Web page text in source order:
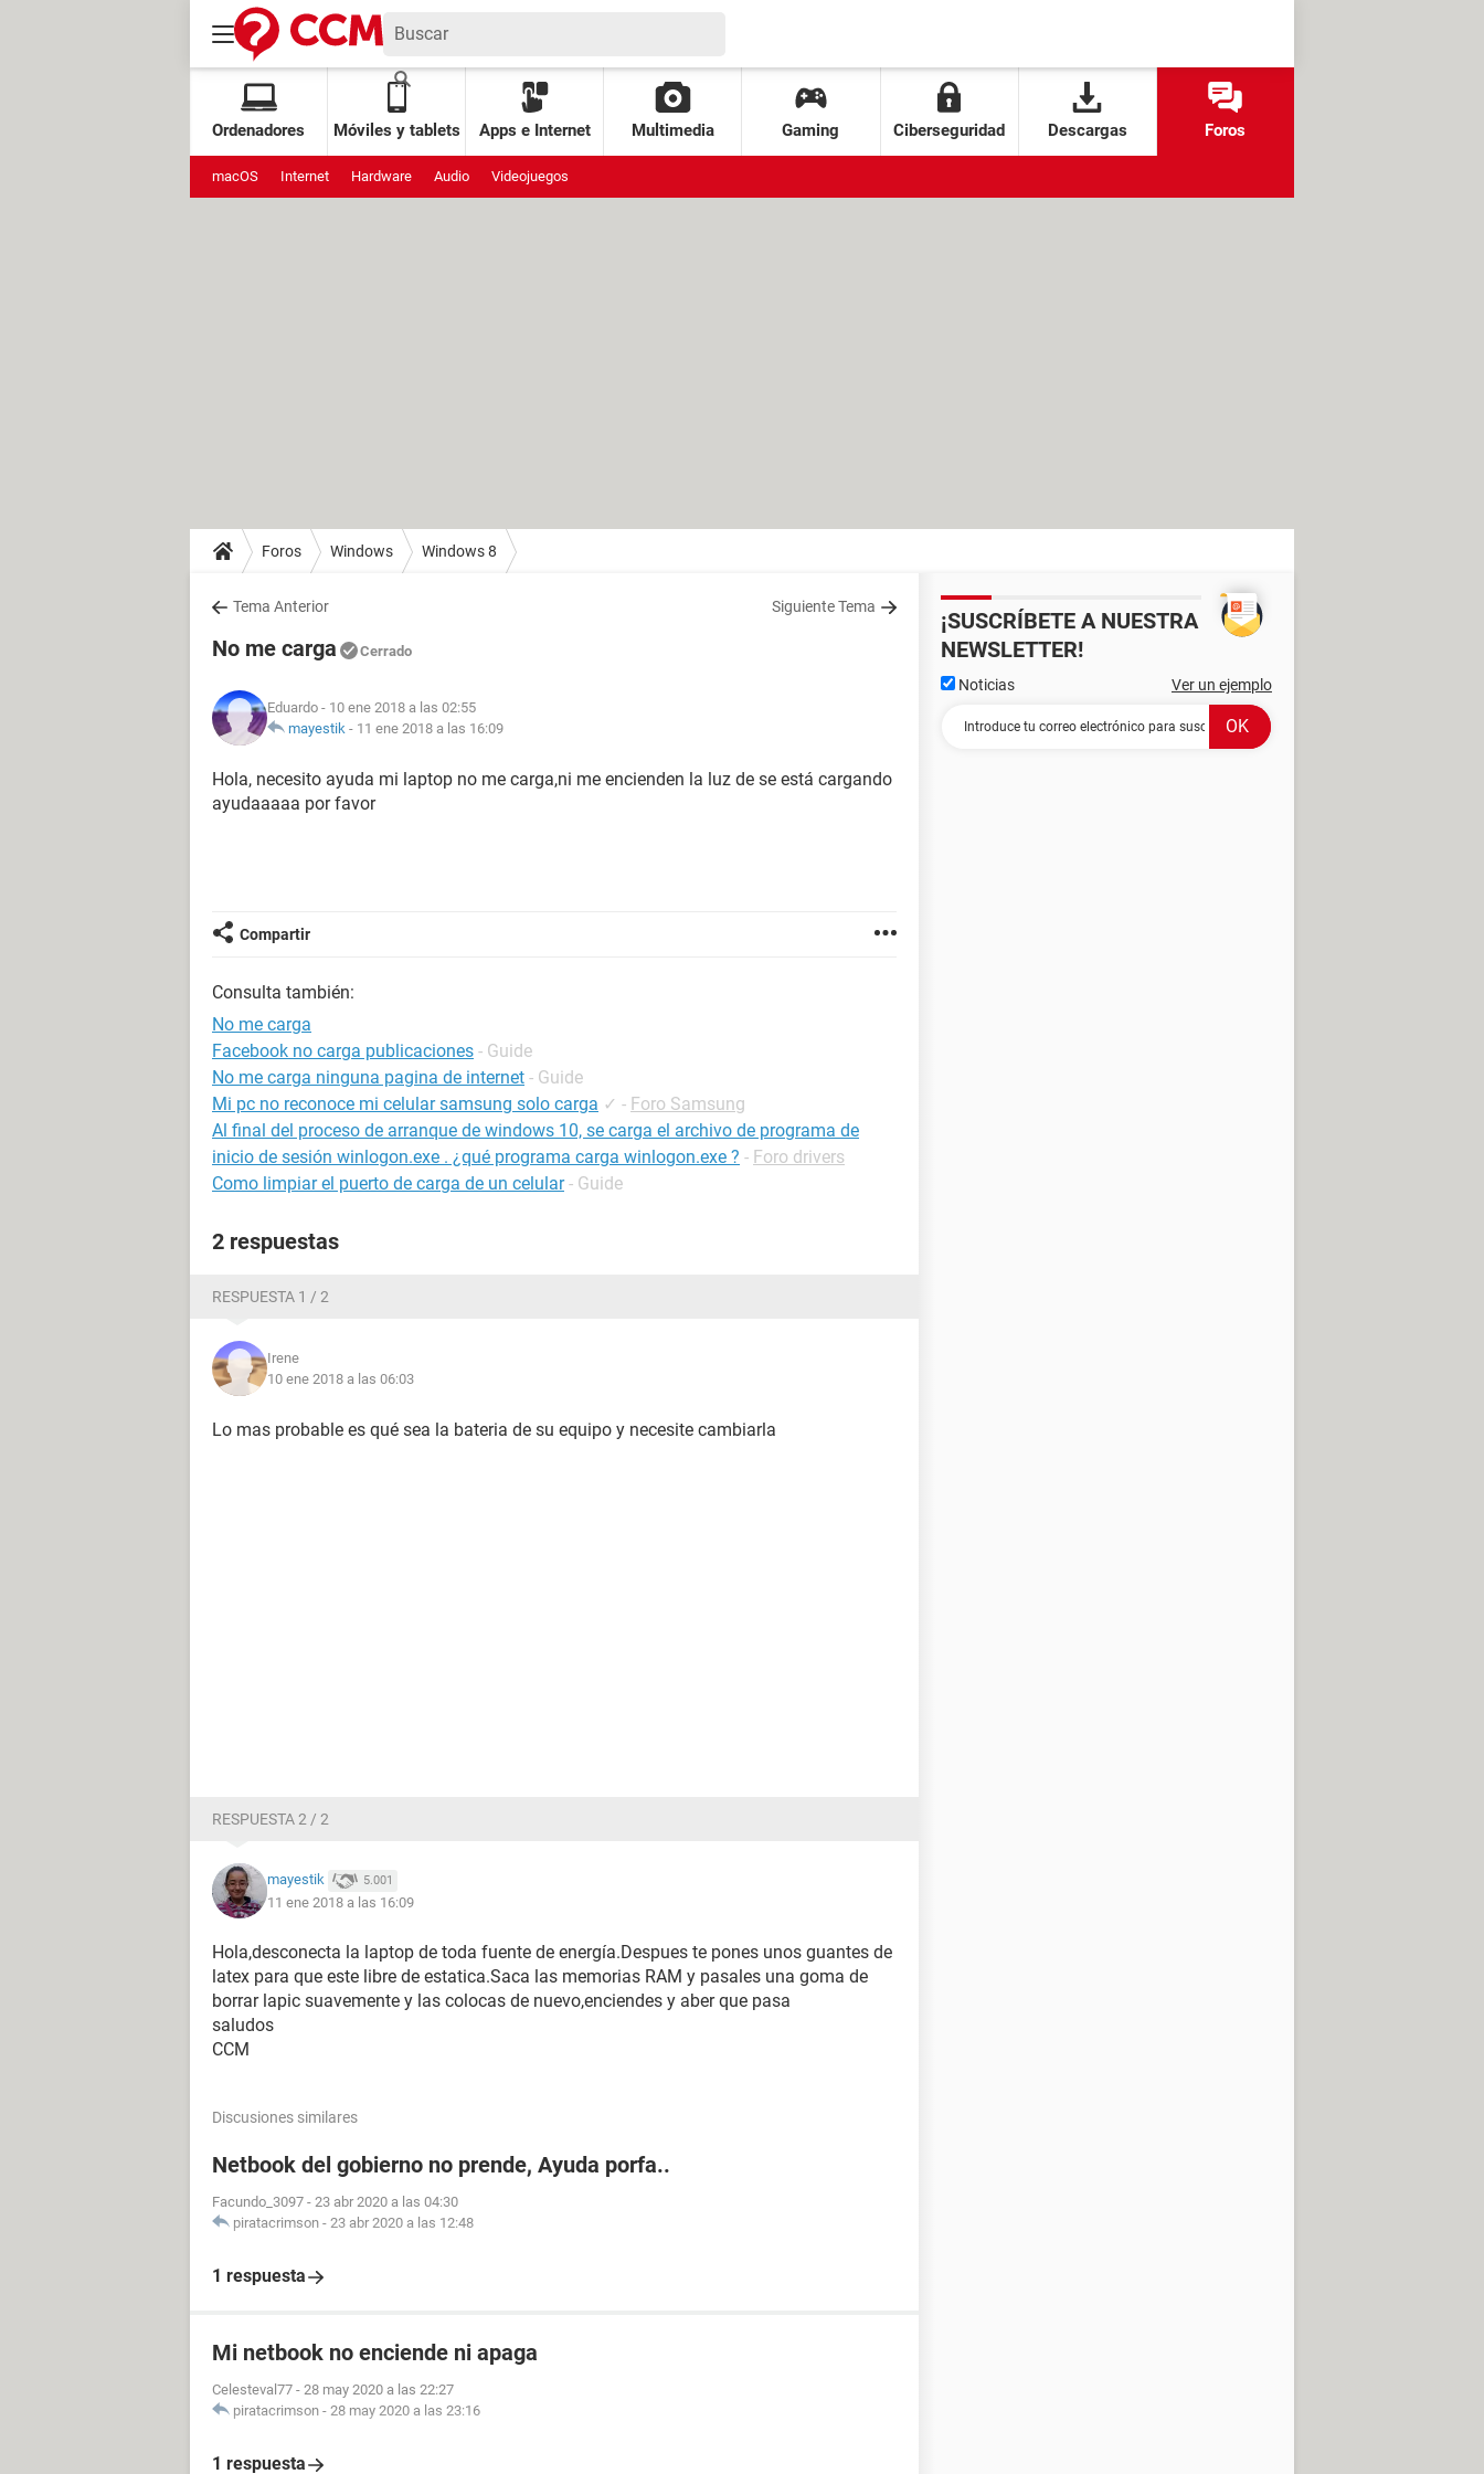
Ordenadores Móviles y tablets Apps e Internet Multimedia Gaming Ciberseguridad Descargas Foros
macOS Internet Hardware Audio Videojuegos
Foros Windows Windows 8
Tema Anterior Siguiente Tema
No me carga Cerrado
Eduardo - 10 ene 2018 a las 02:55
mayestik - 11 ene 2018 a las 16:09
Hola, necesito ayuda mi laptop no me carga,ni me encienden la luz de se está cargando
ayudaaaaa por favor
Compartir
Consulta también:
No me carga
Facebook no carga publicaciones - Guide
No me carga ninguna pagina de internet - Guide
Mi pc no reconoce mi celular samsung solo carga ✓ - Foro Samsung
Al final del proceso de arranque de windows 10, se carga el archivo de programa de
inicio de sesión winlogon.exe . ¿qué programa carga winlogon.exe ? - Foro drivers
Como limpiar el puerto de carga de un celular - Guide
2 respuestas
RESPUESTA 1 / 2
Irene
10 ene 2018 a las 06:03
Lo mas probable es qué sea la bateria de su equipo y necesite cambiarla
RESPUESTA 2 / 2
mayestik 5.001
11 ene 2018 a las 16:09
Hola,desconecta la laptop de toda fuente de energía.Despues te pones unos guantes de
latex para que este libre de estatica.Saca las memorias RAM y pasales una goma de
borrar lapic suavemente y las colocas de nuevo,enciendes y aber que pasa
saludos
CCM
Discusiones similares
Netbook del gobierno no prende, Ayuda porfa..
Facundo_3097 - 23 abr 2020 a las 04:30
piratacrimson - 23 abr 2020 a las 12:48
1 respuesta
Mi netbook no enciende ni apaga
Celesteval77 - 28 may 2020 a las 22:27
piratacrimson - 28 may 2020 a las 23:16
1 respuesta
¡SUSCRÍBETE A NUESTRA
NEWSLETTER!
Noticias Ver un ejemplo